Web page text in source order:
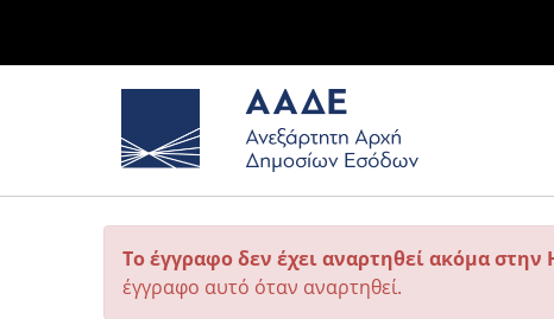
Το έγγραφο δεν έχει αναρτηθεί ακόμα
έγγραφο αυτό όταν αναρτηθεί.